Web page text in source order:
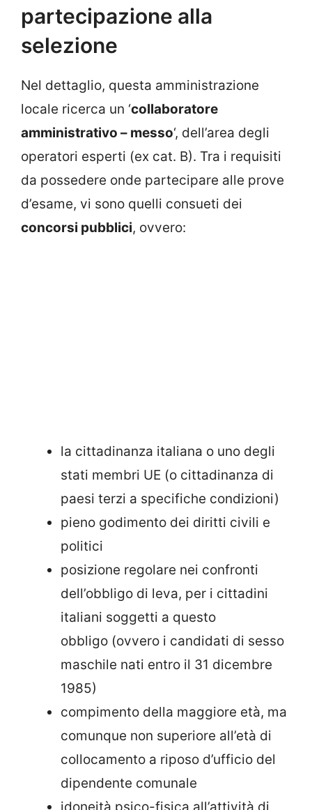
partecipazione alla
selezione
Nel dettaglio, questa amministrazione
locale ricerca un ‘collaboratore
amministrativo – messo‘, dell’area degli
operatori esperti (ex cat. B). Tra i requisiti
da possedere onde partecipare alle prove
d’esame, vi sono quelli consueti dei
concorsi pubblici, ovvero:
la cittadinanza italiana o uno degli
stati membri UE (o cittadinanza di
paesi terzi a specifiche condizioni)
pieno godimento dei diritti civili e
politici
posizione regolare nei confronti
dell’obbligo di leva, per i cittadini
italiani soggetti a questo
obbligo (ovvero i candidati di sesso
maschile nati entro il 31 dicembre
1985)
compimento della maggiore età, ma
comunque non superiore all’età di
collocamento a riposo d’ufficio del
dipendente comunale
idoneità psico-fisica all’attività di